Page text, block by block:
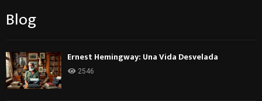
Blog
Ernest Hemingway: Una Vida Desvelada
2546